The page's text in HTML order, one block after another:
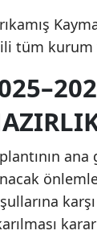
tüm kurum